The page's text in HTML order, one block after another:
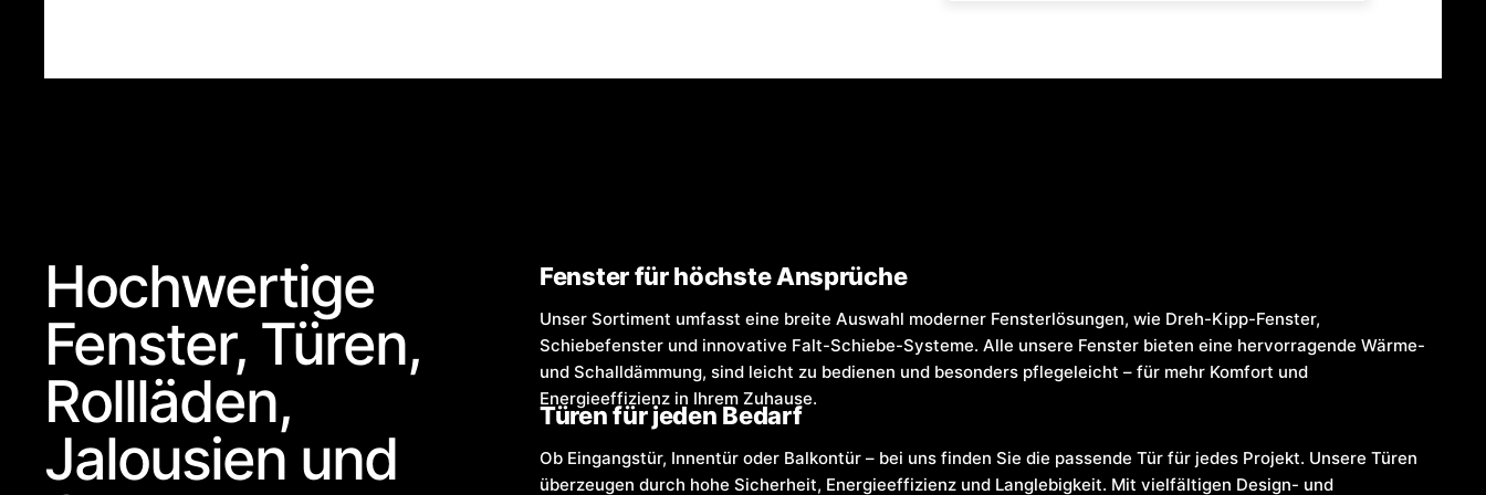
Hochwertige
Fenster, Türen,
Rollläden,
Jalousien und
Fenster für höchste Ansprüche
Unser Sortiment umfasst eine breite Auswahl moderner Fensterlösungen, wie Dreh-Kipp-Fenster,
Schiebefenster und innovative Falt-Schiebe-Systeme. Alle unsere Fenster bieten eine hervorragende Wärme-
und Schalldämmung, sind leicht zu bedienen und besonders pflegeleicht – für mehr Komfort und
Energieeffizienz in Ihrem Zuhause.
Türen für jeden Bedarf
Ob Eingangstür, Innentür oder Balkontür – bei uns finden Sie die passende Tür für jedes Projekt. Unsere Türen
überzeugen durch hohe Sicherheit, Energieeffizienz und Langlebigkeit. Mit vielfältigen Design- und